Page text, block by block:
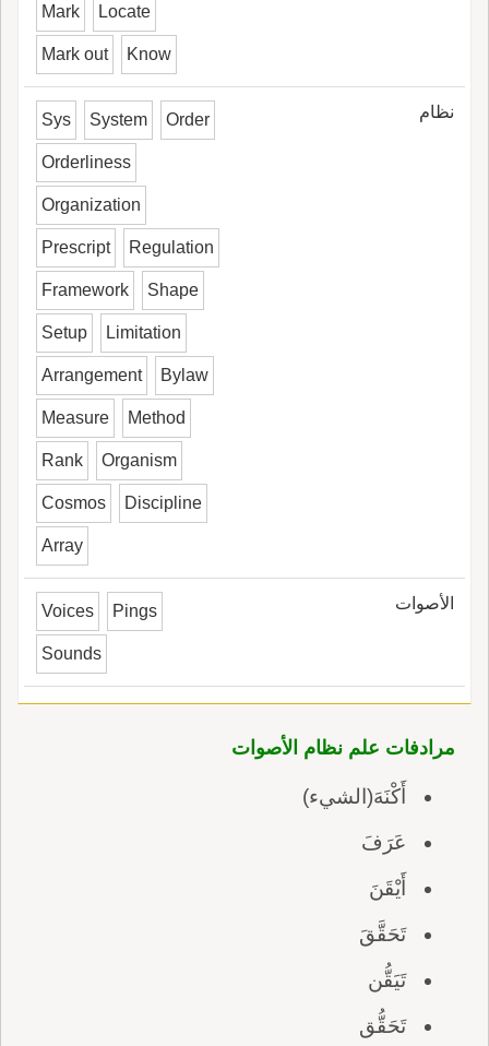
Mark Locate
Mark out Know
نظام Sys System Order
Orderliness
Organization
Prescript Regulation
Framework Shape
Setup Limitation
Arrangement Bylaw
Measure Method
Rank Organism
Cosmos Discipline
Array
الأصوات Voices Pings
Sounds
مرادفات علم نظام الأصوات
أَكْنَهَ(الشيء)
عَرَفَ
أَيْقَنَ
تَحَقَّقَ
تَيَقُّن
تَحَقُّق